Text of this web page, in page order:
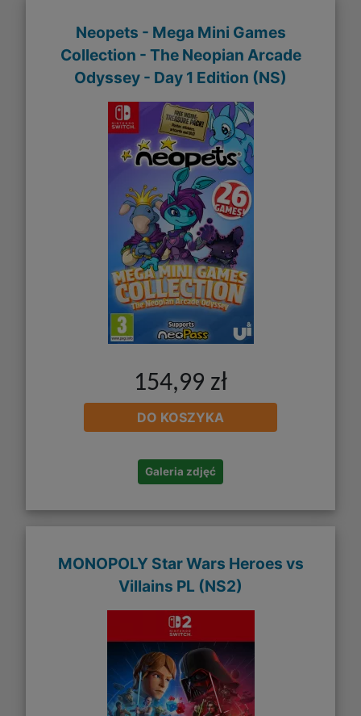
Neopets - Mega Mini Games
Collection - The Neopian Arcade
Odyssey - Day 1 Edition (NS)
154,99 zł
DO KOSZYKA
Galeria zdjęć
MONOPOLY Star Wars Heroes vs
Villains PL (NS2)